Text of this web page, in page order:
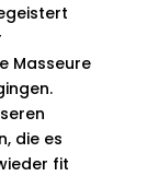
Masseure
die es
fit